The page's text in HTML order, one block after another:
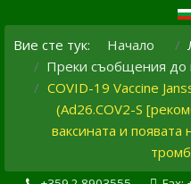
Вие сте тук: Начало
Преки съобщения до
COVID-19 Vaccine
(Ad26.COV2-S
ваксината и